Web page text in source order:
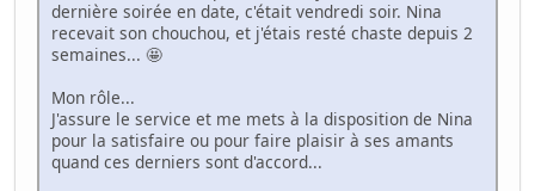
dernière soirée en date, c'était vendredi soir. Nina
recevait son chouchou, et j'étais resté chaste depuis 2
semaines... 🤩
Mon rôle...
J'assure le service et me mets à la disposition de Nina
pour la satisfaire ou pour faire plaisir à ses amants
quand ces derniers sont d'accord...